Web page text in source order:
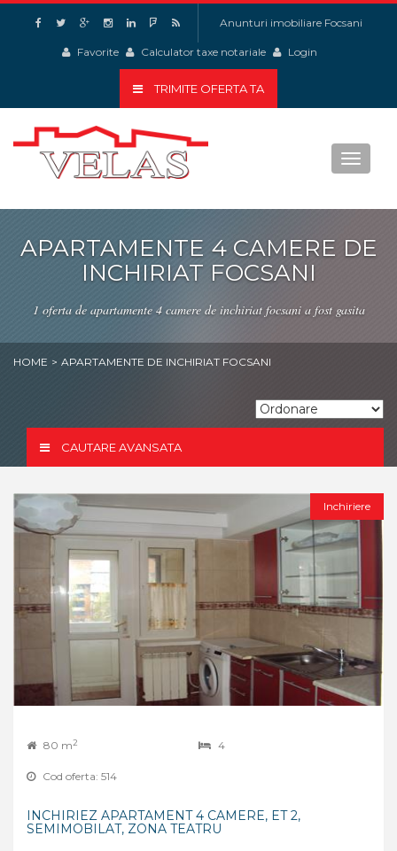
Anunturi imobiliare Focsani
Favorite Calculator taxe notariale Login
TRIMITE OFERTA TA
Toggle
APARTAMENTE 4 CAMERE DE
INCHIRIAT FOCSANI
1 oferta de apartamente 4 camere de inchiriat focsani a fost gasita
HOME > APARTAMENTE DE INCHIRIAT FOCSANI
CAUTARE AVANSATA
Inchiriere
80 m2 4
Cod oferta: 514
INCHIRIEZ APARTAMENT 4 CAMERE, ET 2,
SEMIMOBILAT, ZONA TEATRU